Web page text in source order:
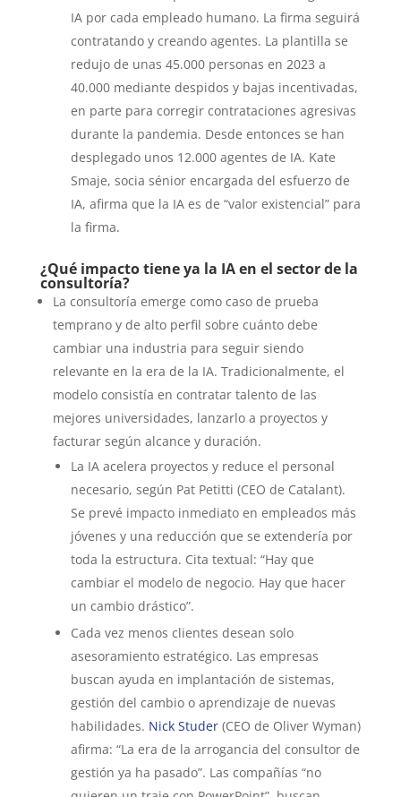
IA por cada empleado humano. La firma seguirá
contratando y creando agentes. La plantilla se
redujo de unas 45.000 personas en 2023 a
40.000 mediante despidos y bajas incentivadas,
en parte para corregir contrataciones agresivas
durante la pandemia. Desde entonces se han
desplegado unos 12.000 agentes de IA. Kate
Smaje, socia sénior encargada del esfuerzo de
IA, afirma que la IA es de “valor existencial” para
la firma.
¿Qué impacto tiene ya la IA en el sector de la
consultoría?
La consultoría emerge como caso de prueba
temprano y de alto perfil sobre cuánto debe
cambiar una industria para seguir siendo
relevante en la era de la IA. Tradicionalmente, el
modelo consistía en contratar talento de las
mejores universidades, lanzarlo a proyectos y
facturar según alcance y duración.
La IA acelera proyectos y reduce el personal
necesario, según Pat Petitti (CEO de Catalant).
Se prevé impacto inmediato en empleados más
jóvenes y una reducción que se extendería por
toda la estructura. Cita textual: “Hay que
cambiar el modelo de negocio. Hay que hacer
un cambio drástico”.
Cada vez menos clientes desean solo
asesoramiento estratégico. Las empresas
buscan ayuda en implantación de sistemas,
gestión del cambio o aprendizaje de nuevas
habilidades. Nick Studer(CEO de Oliver Wyman)
afirma: “La era de la arrogancia del consultor de
gestión ya ha pasado”. Las compañías “no